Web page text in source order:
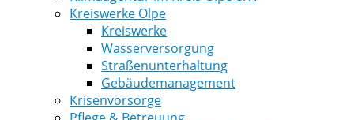
Kreiswerke Olpe
Kreiswerke
Wasserversorgung
Straßenunterhaltung
Gebäudemanagement
Krisenvorsorge